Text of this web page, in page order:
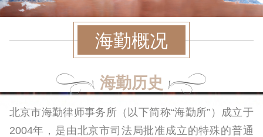
海勤概况
海勤历史
北京市海勤律师事务所（以下简称“海勤所”）成立于
2004年，是由北京市司法局批准成立的特殊的普通